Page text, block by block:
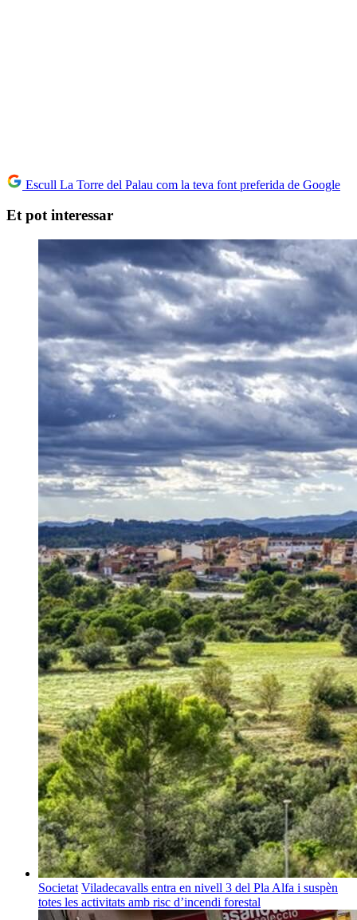
Escull La Torre del Palau com la teva font preferida de Google
Et pot interessar
Societat Viladecavalls entra en nivell 3 del Pla Alfa i suspèn
totes les activitats amb risc d’incendi forestal